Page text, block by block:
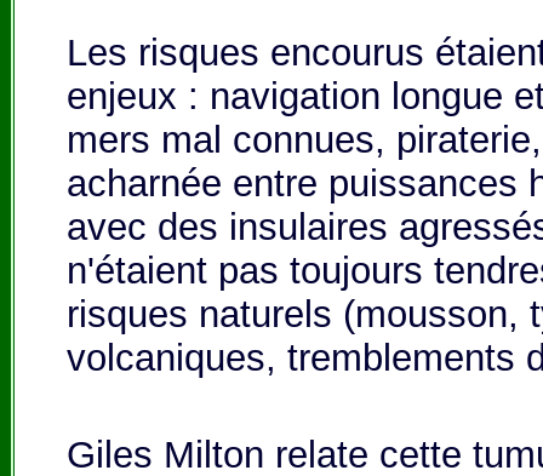
Les risques encourus
enjeux : navigation longue
mers mal connues,
acharnée entre puissances
avec des insulaires
n'étaient pas toujours
risques naturels (mousson,
volcaniques, tremblements
Giles Milton relate cette